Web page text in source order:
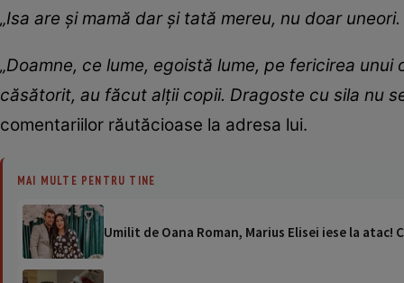
„Isa are și mamă dar și tată mereu, nu doar
„Doamne, ce lume, egoistă lume, pe fericirea
căsătorit, au făcut alții copii. Dragoste cu sila nu
comentariilor răutăcioase la adresa lui.
MAI MULTE PENTRU TINE
Umilit de Oana Roman, Marius Elisei iese la